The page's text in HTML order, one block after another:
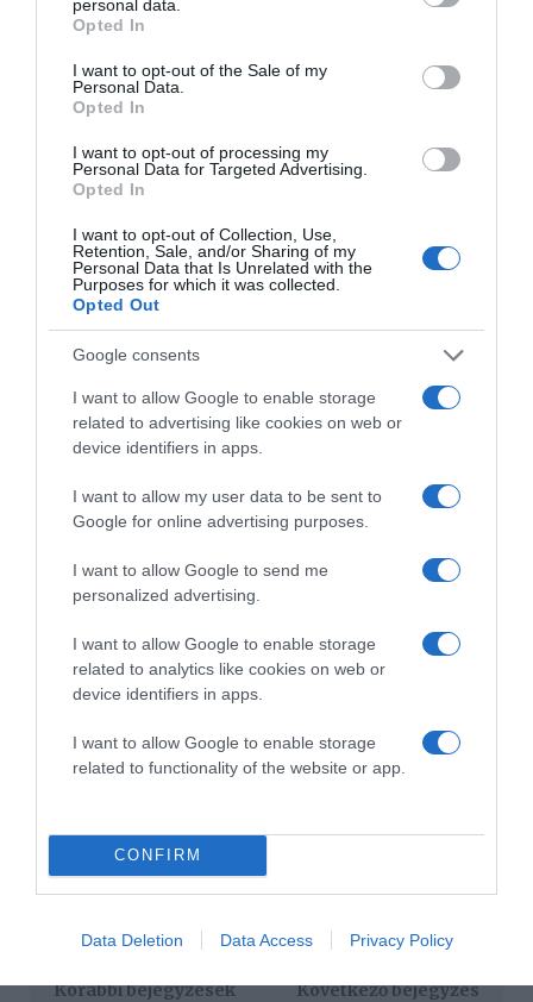
grant or deny consent to Google and its third-party tags to
use your data for below specified purposes in below Google
consent section.
personal data.
Opted In
I want to opt-out of the Sale of my
Personal Data.
Opted In
I want to opt-out of processing my
Personal Data for Targeted Advertising.
Opted In
I want to opt-out of Collection, Use,
Retention, Sale, and/or Sharing of my
Personal Data that Is Unrelated with the
Purposes for which it was collected.
Opted Out
Google consents
I want to allow Google to enable storage
related to advertising like cookies on web or
device identifiers in apps.
I want to allow my user data to be sent to
Google for online advertising purposes.
I want to allow Google to send me
personalized advertising.
I want to allow Google to enable storage
related to analytics like cookies on web or
device identifiers in apps.
I want to allow Google to enable storage
related to functionality of the website or app.
CONFIRM
Data Deletion Data Access Privacy Policy
– Én sem gondoltam volna magamról, hogy egyszer én
– Jól megvagyunk Viviennel, de nem rohanok előre, nem
tervezek esküvőt, pláne, hogy még el sem váltam, mert
ellenemre, hogy újra megnősüljek, de most azért
szusszannék egy kicsit.
Bár korábban Fecsó és fia, Edward anyukája, Vasvári
rendeztek, s a válás részleteiben is megállapodtak.
– Szent a béke, mindenben megállapodtunk, most jó a
érdekeit nézzük – mondta Fecsó.
Forrás: Blikk
Megosztás:
Szegedi Fecsó,Kiss Vivien
Korábbi bejegyzések Következő bejegyzés